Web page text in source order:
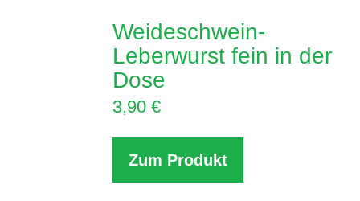
Weideschwein-
Leberwurst fein in der
Dose
3,90 €
Zum Produkt